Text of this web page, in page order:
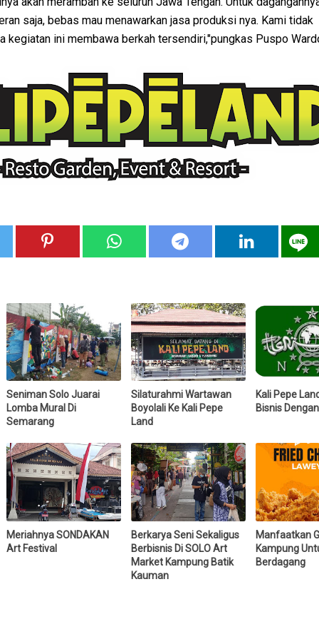
saja, bebas mau menawarkan jasa produksi nya. Kami tidak
kegiatan ini membawa berkah tersendiri,"pungkas Puspo
Seniman Solo Juarai
Lomba Mural Di
Semarang
Silaturahmi Wartawan
Boyolali Ke Kali Pepe
Land
Kali Pepe
Bisnis
Meriahnya SONDAKAN
Art Festival
Berkarya Seni Sekaligus
Berbisnis Di SOLO Art
Market Kampung Batik
Kauman
Manfaatkan
Kampung
Berdagang